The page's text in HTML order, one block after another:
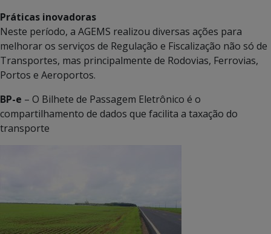
Práticas inovadoras
Neste período, a AGEMS realizou diversas ações para
melhorar os serviços de Regulação e Fiscalização não só de
Transportes, mas principalmente de Rodovias, Ferrovias,
Portos e Aeroportos.
BP-e – O Bilhete de Passagem Eletrônico é o
compartilhamento de dados que facilita a taxação do
transporte